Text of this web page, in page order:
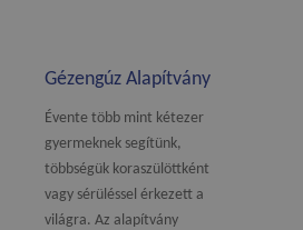
Gézengúz Alapítvány
Évente több mint kétezer
gyermeknek segítünk,
többségük koraszülöttként
vagy sérüléssel érkezett a
világra. Az alapítvány